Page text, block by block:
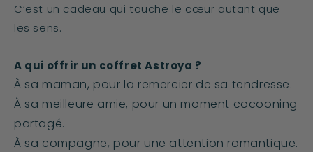
C’est un cadeau qui touche le cœur autant que
les sens.
A qui offrir un coffret Astroya ?
À sa maman, pour la remercier de sa tendresse.
À sa meilleure amie, pour un moment cocooning
partagé.
À sa compagne, pour une attention romantique.